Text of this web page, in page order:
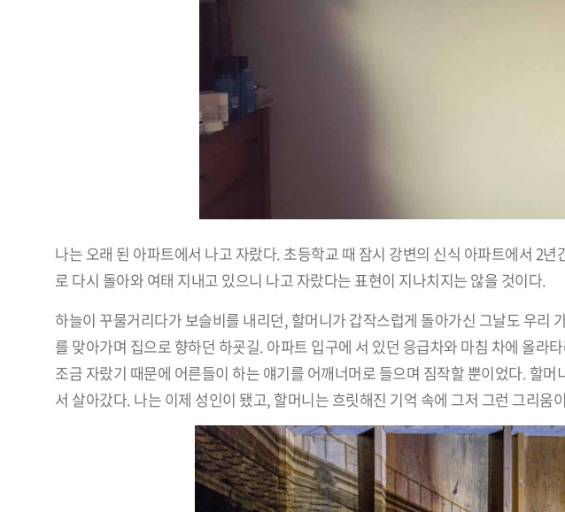
나는 오래 된 아파트에서 나고 자랐다. 초등학교 때 잠시 강변의 신식 아파트에서 2
로 다시 돌아와 여태 지내고 있으니 나고 자랐다는 표현이 지나치지는 않을 것이다.
하늘이 꾸물거리다가 보슬비를 내리던, 할머니가 갑작스럽게 돌아가신 그날도 우리
를 맞아가며 집으로 향하던 하굣길. 아파트 입구에 서 있던 응급차와 마침 차에 올라
조금 자랐기 때문에 어른들이 하는 얘기를 어깨너머로 들으며 짐작할 뿐이었다. 할
서 살아갔다. 나는 이제 성인이 됐고, 할머니는 흐릿해진 기억 속에 그저 그런 그리움